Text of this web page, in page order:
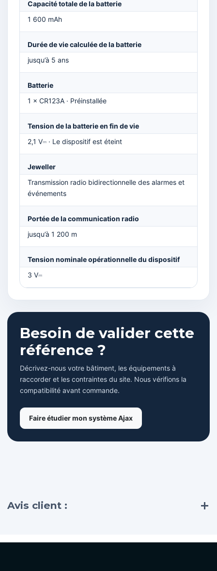
Capacité totale de la batterie
1 600 mAh
Durée de vie calculée de la batterie
jusqu’à 5 ans
Batterie
1 × CR123A · Préinstallée
Tension de la batterie en fin de vie
2,1 V⎓ · Le dispositif est éteint
Jeweller
Transmission radio bidirectionnelle des alarmes et
événements
Portée de la communication radio
jusqu’à 1 200 m
Tension nominale opérationnelle du dispositif
3 V⎓
Besoin de valider cette
référence ?
Décrivez-nous votre bâtiment, les équipements à
raccorder et les contraintes du site. Nous vérifions la
compatibilité avant commande.
Faire étudier mon système Ajax
Avis client :